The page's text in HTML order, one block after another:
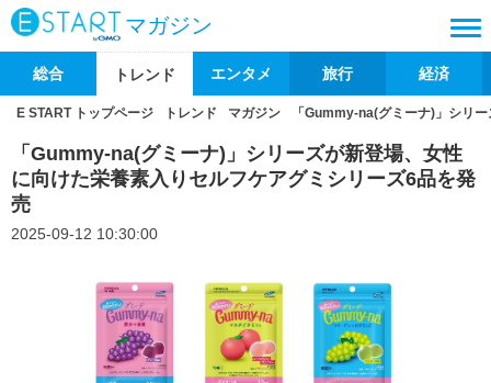
マガジン
総合 トレンド エンタメ 旅行 経済
E START トップページ トレンド マガジン 「Gummy-na(グミーナ)」シリ
「Gummy-na(グミーナ)」シリーズが新登場、女性
に向けた栄養素入りセルフケアグミシリーズ6品を発
売
2025-09-12 10:30:00